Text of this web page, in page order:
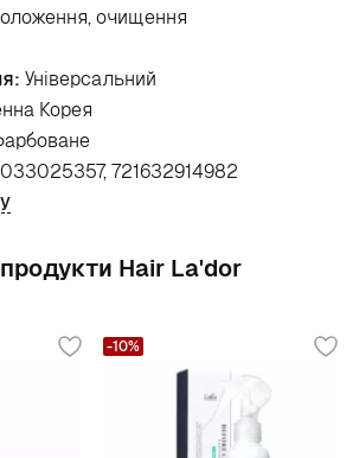
очищення
Універсальний
Корея
721632914982
продукти Hair La'dor
-10%